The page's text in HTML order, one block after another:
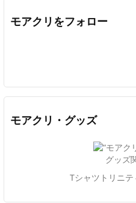
モアクリをフォロー
モアクリ・グッズ
グッズ
Tシャツトリニテ